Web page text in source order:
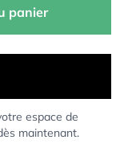
panier
espace de
maintenant.